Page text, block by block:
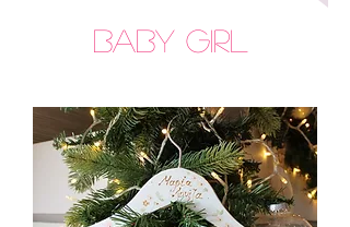
Baby GIRL